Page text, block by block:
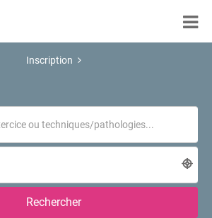
Inscription
Rechercher